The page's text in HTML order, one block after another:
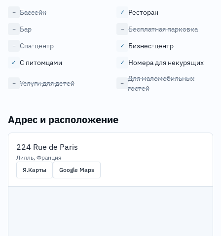
− Бассейн ✓ Ресторан
− Бар − Бесплатная парковка
− Спа-центр ✓ Бизнес-центр
✓ С питомцами ✓ Номера для некурящих
− Услуги для детей −
Для маломобильных
гостей
Адрес и расположение
224 Rue de Paris
Лилль, Франция
Я.Карты
Google Maps